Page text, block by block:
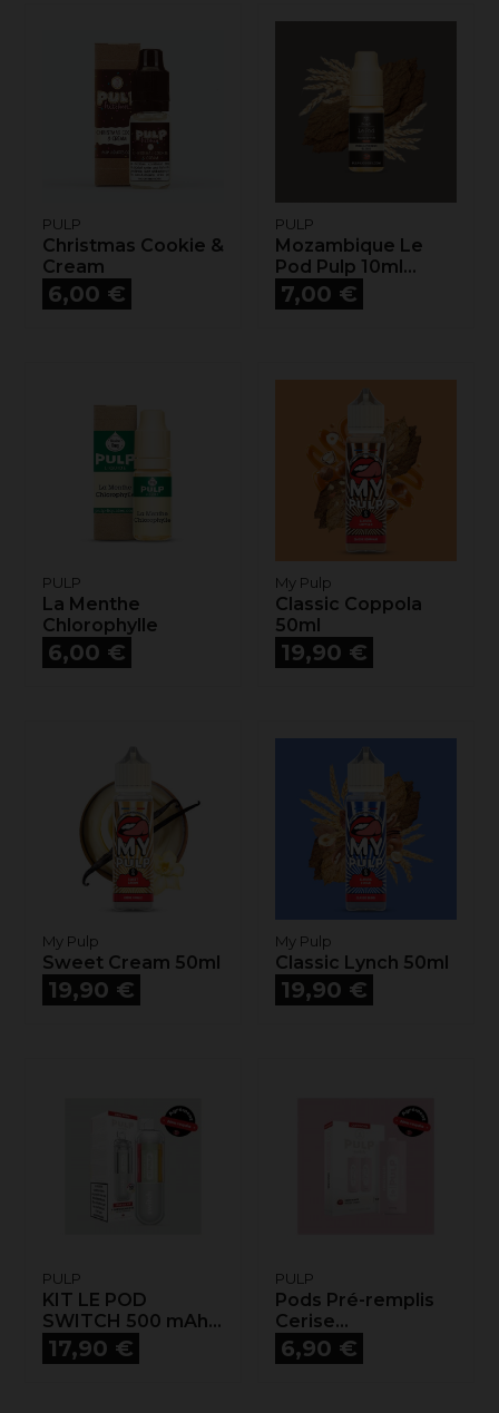
PULP
Christmas Cookie &
Cream
Prix
6,00 €
PULP
Mozambique Le
Pod Pulp 10ml...
Prix
7,00 €
PULP
La Menthe
Chlorophylle
Prix
6,00 €
My Pulp
Classic Coppola
50ml
Prix
19,90 €
My Pulp
Sweet Cream 50ml
Prix
19,90 €
My Pulp
Classic Lynch 50ml
Prix
19,90 €
PULP
KIT LE POD
SWITCH 500 mAh...
Prix
17,90 €
PULP
Pods Pré-remplis
Cerise...
Prix
6,90 €